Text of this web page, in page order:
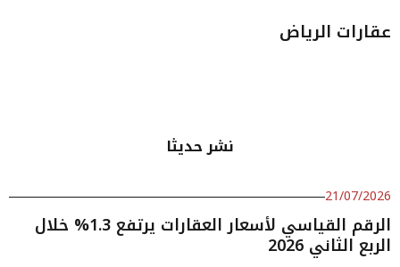
عقارات الرياض
نشر حديثا
21/07/2026
الرقم القياسي لأسعار العقارات يرتفع 1.3% خلال
الربع الثاني 2026